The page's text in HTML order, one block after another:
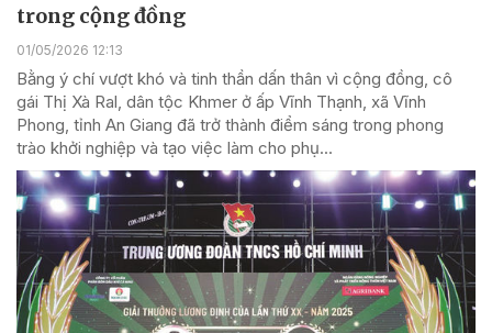
trong cộng đồng
01/05/2026 12:13
Bằng ý chí vượt khó và tinh thần dấn thân vì cộng đồng, cô
gái Thị Xà Ral, dân tộc Khmer ở ấp Vĩnh Thạnh, xã Vĩnh
Phong, tỉnh An Giang đã trở thành điểm sáng trong phong
trào khởi nghiệp và tạo việc làm cho phụ...